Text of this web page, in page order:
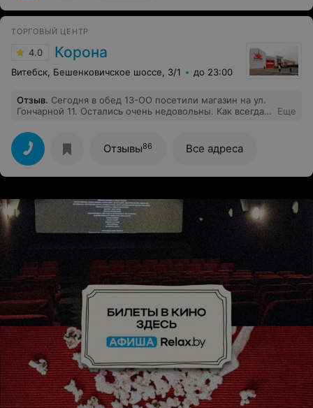
ТОРГОВЫЙ ЦЕНТР
4.0 Корона
Витебск, Бешенковичское шоссе, 3/1 до 23:00
Отзыв. Сегодня в обед 13-ОО посетили магазин на ул.
Гончарной 11. Остались очень недовольны. Как всегда
время, пришлось отстоять в очереди минут двадцать
пять. В это время продавцы на зале раскладывали
товар, обращение к ним пригласить администрацию
осталось без ответа, они только спрятались. И это не
первый раз такая ситуация, работаем рядом, ходим за
Очень хотелось бы чтобы администрации магазина
пошла на встречу рядовому покупателю.
Еще
Отзывы86 Все адреса